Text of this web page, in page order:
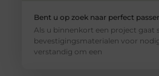
Bent u op zoek naar perfect
Als u binnenkort een project gaat
bevestigingsmaterialen voor
verstandig om een